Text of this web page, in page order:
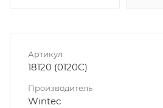
Артикул
18120 (0120С)
Производитель
Wintec